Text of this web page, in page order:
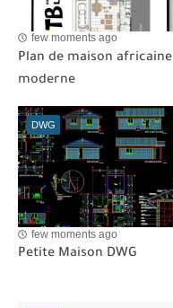
few moments ago
Plan de maison africaine
moderne
DWG
few moments ago
Petite Maison DWG